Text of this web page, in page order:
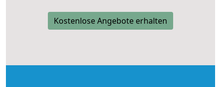
Kostenlose Angebote erhalten